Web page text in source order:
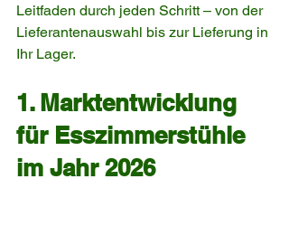
Leitfaden durch jeden Schritt – von der
Lieferantenauswahl bis zur Lieferung in
Ihr Lager.
1. Marktentwicklung
für Esszimmerstühle
im Jahr 2026